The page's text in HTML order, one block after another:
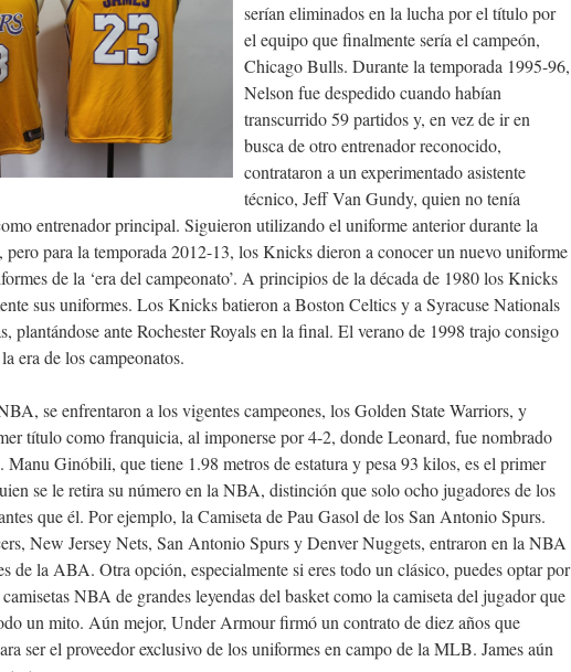
serían eliminados en la lucha por el título por
el equipo que finalmente sería el campeón,
Chicago Bulls. Durante la temporada 1995-96,
Nelson fue despedido cuando habían
transcurrido 59 partidos y, en vez de ir en
busca de otro entrenador reconocido,
contrataron a un experimentado asistente
técnico, Jeff Van Gundy, quien no tenía
entrenador principal. Siguieron utilizando el uniforme anterior durante la
pero para la temporada 2012-13, los Knicks dieron a conocer un nuevo uniforme
de la ‘era del campeonato’. A principios de la década de 1980 los Knicks
sus uniformes. Los Knicks batieron a Boston Celtics y a Syracuse Nationals
plantándose ante Rochester Royals en la final. El verano de 1998 trajo consigo
era de los campeonatos.
se enfrentaron a los vigentes campeones, los Golden State Warriors, y
título como franquicia, al imponerse por 4-2, donde Leonard, fue nombrado
Ginóbili, que tiene 1.98 metros de estatura y pesa 93 kilos, es el primer
se le retira su número en la NBA, distinción que solo ocho jugadores de los
que él. Por ejemplo, la Camiseta de Pau Gasol de los San Antonio Spurs.
New Jersey Nets, San Antonio Spurs y Denver Nuggets, entraron en la NBA
de la ABA. Otra opción, especialmente si eres todo un clásico, puedes optar por
NBA de grandes leyendas del basket como la camiseta del jugador que
un mito. Aún mejor, Under Armour firmó un contrato de diez años que
ser el proveedor exclusivo de los uniformes en campo de la MLB. James aún